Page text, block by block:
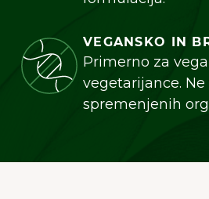
VEGANSKO IN
Primerno za
vegetarijance.
spremenjenih
Sprejmi
Sprejmi